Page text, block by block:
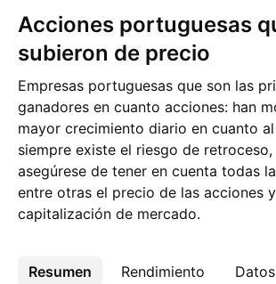
Acciones portuguesas que más
subieron de precio
Empresas portuguesas que son las
ganadores en cuanto acciones: han
mayor crecimiento diario en cuanto
siempre existe el riesgo de retroceso,
asegúrese de tener en cuenta todas
entre otras el precio de las acciones
capitalización de mercado.
Resumen Rendimiento
Más